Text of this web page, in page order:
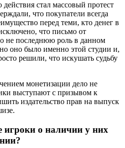
стал массовый протест
что покупатели всегда
перед теми, кто денег в
что письмо от
не последнюю роль в данном
оно было именно этой студии и,
решили, что искушать судьбу
монетизации дело не
выступают с призывом к
издательство прав на выпуск
о наличии у них